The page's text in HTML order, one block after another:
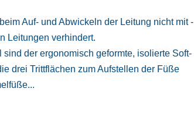
Auf- und Abwickeln der Leitung nicht mit -
Leitungen verhindert.
der ergonomisch geformte, isolierte Soft-
drei Trittflächen zum Aufstellen der Füße